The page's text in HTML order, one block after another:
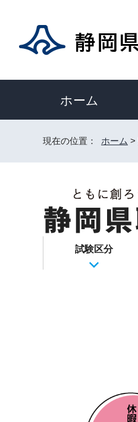
ホーム
現在の位置： ホーム >
試験区分